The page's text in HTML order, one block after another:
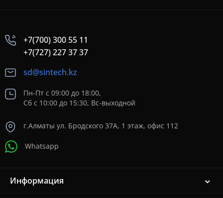
+7(700) 300 55 11
+7(727) 227 37 37
sd@sintech.kz
Пн-Пт с 09:00 до 18:00,
Сб с 10:00 до 15:30, Вс-выходной
г.Алматы ул. Бродского 37A, 1 этаж, офис 112
Whatsapp
Информация